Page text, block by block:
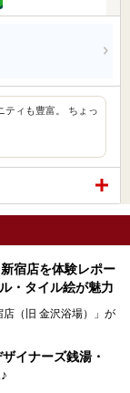
ティも豊富。 ちょっ
宿店を体験レポー
・タイル絵が魅力
（旧 金沢浴場）」が
そのまま、昔からここ
でくれる人にも愛され
りました。洞窟のよ
イナーズ銭湯・